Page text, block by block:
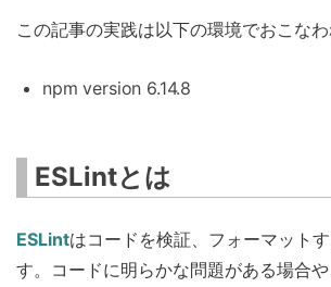
この記事の実践は以下の環境でおこなわ
npm version 6.14.8
ESLintとは
ESLintはコードを検証、フォーマット
す。コードに明らかな問題がある場合